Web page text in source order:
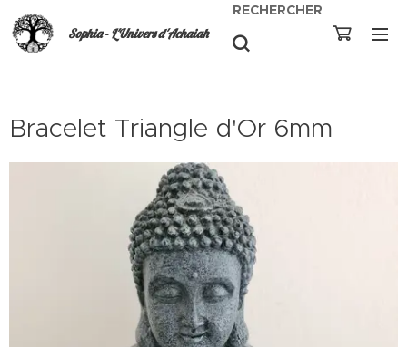
Sophia - L'Univers d'Achaiah
RECHERCHER
Bracelet Triangle d'Or 6mm